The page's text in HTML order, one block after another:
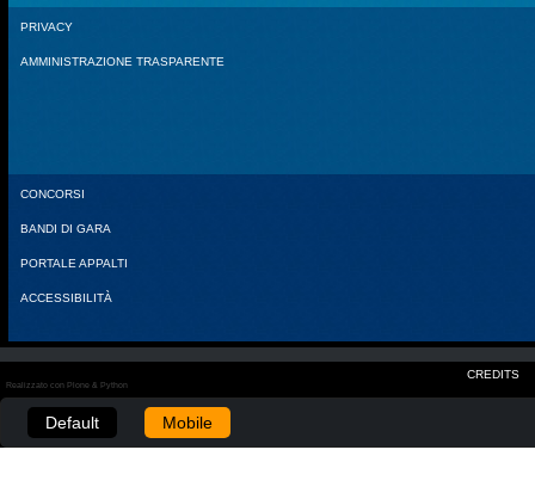
PRIVACY
AMMINISTRAZIONE TRASPARENTE
CONCORSI
BANDI DI GARA
PORTALE APPALTI
ACCESSIBILITÀ
CREDITS
Realizzato con Plone & Python
Default Mobile